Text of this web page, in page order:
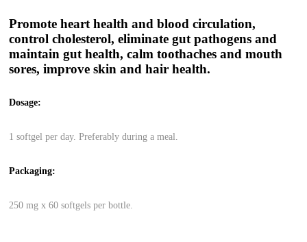
Promote heart health and blood circulation,
control cholesterol, eliminate gut pathogens and
maintain gut health, calm toothaches and mouth
sores, improve skin and hair health.
Dosage:
1 softgel per day. Preferably during a meal.
Packaging:
250 mg x 60 softgels per bottle.